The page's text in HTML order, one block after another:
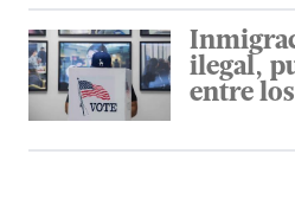
ilegal,
entre